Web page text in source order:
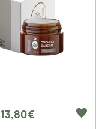
13,80€